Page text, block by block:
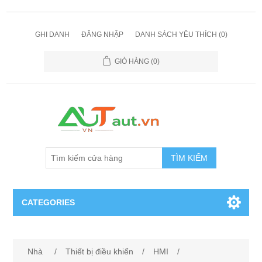
GHI DANH ĐĂNG NHẬP DANH SÁCH YÊU THÍCH (0)
GIỎ HÀNG (0)
TÌM KIẾM
CATEGORIES
Nhà / Thiết bị điều khiển / HMI
/